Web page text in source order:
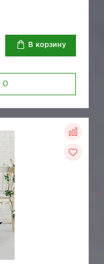
В корзину
0